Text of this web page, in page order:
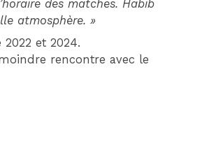
des matches. Habib
atmosphère. »
et 2024.
rencontre avec le